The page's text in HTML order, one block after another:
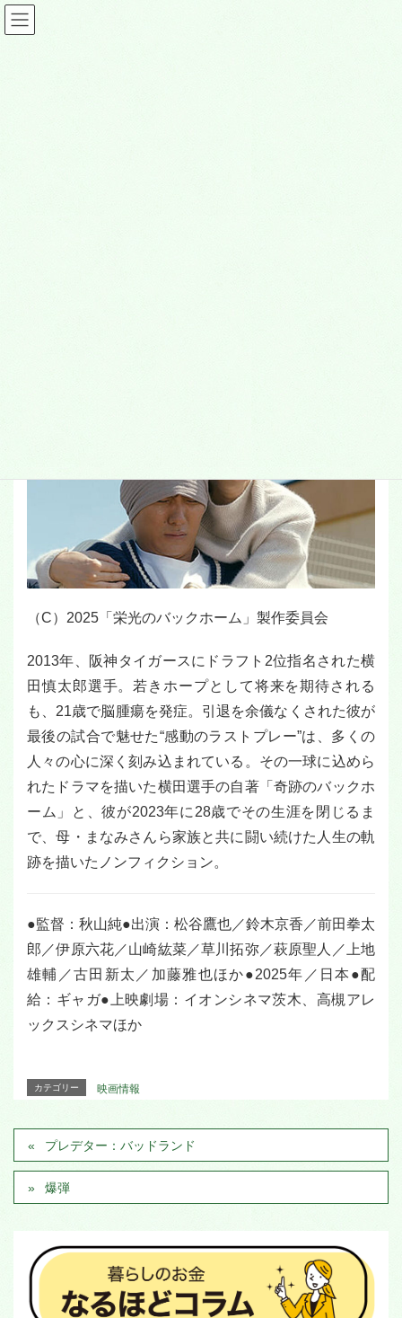
（C）2025「栄光のバックホーム」製作委員会
2013年、阪神タイガースにドラフト2位指名された横
田慎太郎選手。若きホープとして将来を期待される
も、21歳で脳腫瘍を発症。引退を余儀なくされた彼が
最後の試合で魅せた“感動のラストプレー”は、多くの
人々の心に深く刻み込まれている。その一球に込めら
れたドラマを描いた横田選手の自著「奇跡のバックホ
ーム」と、彼が2023年に28歳でその生涯を閉じるま
で、母・まなみさんら家族と共に闘い続けた人生の軌
跡を描いたノンフィクション。
●監督：秋山純●出演：松谷鷹也／鈴木京香／前田拳太
郎／伊原六花／山崎紘菜／草川拓弥／萩原聖人／上地
雄輔／古田新太／加藤雅也ほか●2025年／日本●配
給：ギャガ●上映劇場：イオンシネマ茨木、高槻アレ
ックスシネマほか
カテゴリー 映画情報
プレデター：バッドランド
爆弾